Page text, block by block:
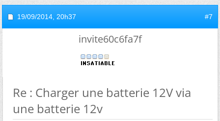
19/09/2014, 20h37 #7
invite60c6fa7f
Re : Charger une batterie 12V via
une batterie 12v